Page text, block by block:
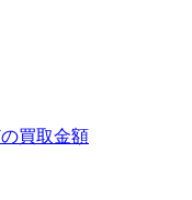
買取金額